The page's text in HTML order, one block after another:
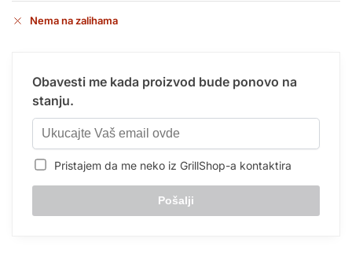
Nema na zalihama
Obavesti me kada proizvod bude ponovo na
stanju.
Pristajem da me neko iz GrillShop-a kontaktira